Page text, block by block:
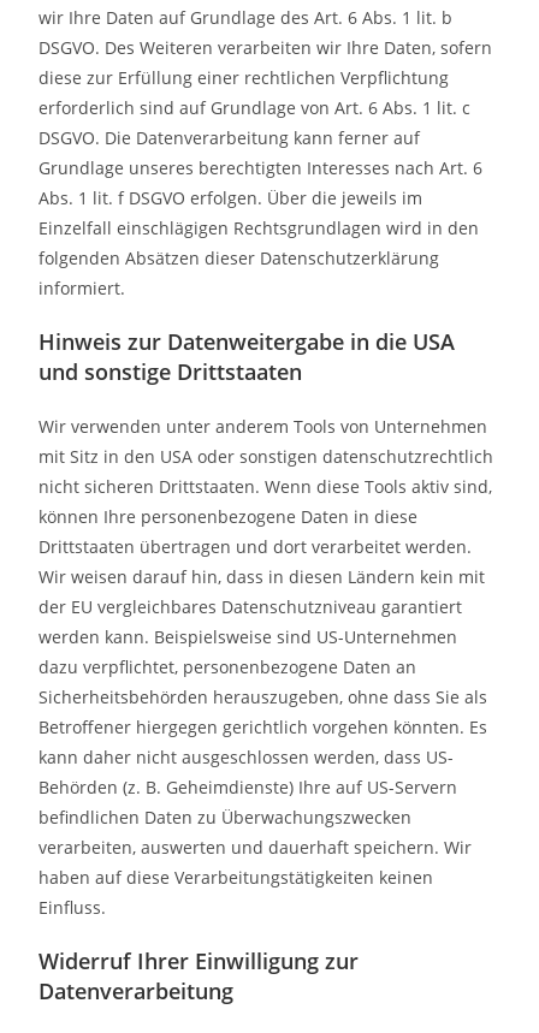
wir Ihre Daten auf Grundlage des Art. 6 Abs. 1 lit. b
DSGVO. Des Weiteren verarbeiten wir Ihre Daten, sofern
diese zur Erfüllung einer rechtlichen Verpflichtung
erforderlich sind auf Grundlage von Art. 6 Abs. 1 lit. c
DSGVO. Die Datenverarbeitung kann ferner auf
Grundlage unseres berechtigten Interesses nach Art. 6
Abs. 1 lit. f DSGVO erfolgen. Über die jeweils im
Einzelfall einschlägigen Rechtsgrundlagen wird in den
folgenden Absätzen dieser Datenschutzerklärung
informiert.
Hinweis zur Datenweitergabe in die USA
und sonstige Drittstaaten
Wir verwenden unter anderem Tools von Unternehmen
mit Sitz in den USA oder sonstigen datenschutzrechtlich
nicht sicheren Drittstaaten. Wenn diese Tools aktiv sind,
können Ihre personenbezogene Daten in diese
Drittstaaten übertragen und dort verarbeitet werden.
Wir weisen darauf hin, dass in diesen Ländern kein mit
der EU vergleichbares Datenschutzniveau garantiert
werden kann. Beispielsweise sind US-Unternehmen
dazu verpflichtet, personenbezogene Daten an
Sicherheitsbehörden herauszugeben, ohne dass Sie als
Betroffener hiergegen gerichtlich vorgehen könnten. Es
kann daher nicht ausgeschlossen werden, dass US-
Behörden (z. B. Geheimdienste) Ihre auf US-Servern
befindlichen Daten zu Überwachungszwecken
verarbeiten, auswerten und dauerhaft speichern. Wir
haben auf diese Verarbeitungstätigkeiten keinen
Einfluss.
Widerruf Ihrer Einwilligung zur
Datenverarbeitung